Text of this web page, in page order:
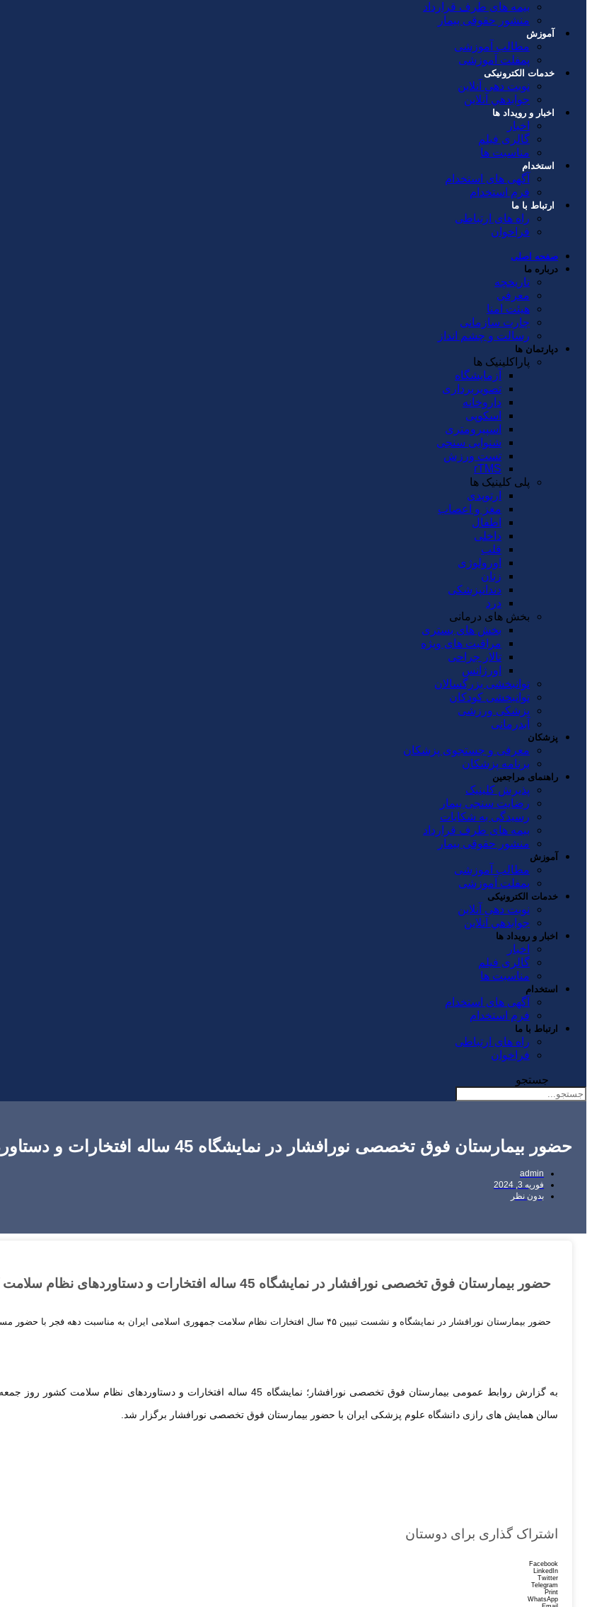
بیمه های طرف قرارداد
منشور حقوقی بیمار
آموزش
مطالب آموزشی
پمفلت آموزشی
خدمات الکترونیکی
نوبت دهی آنلاین
جوابدهي آنلاين
اخبار و رویداد ها
اخبار
گالری فیلم
مناسبت ها
استخدام
آگهی های استخدام
فرم استخدام
ارتباط با ما
راه های ارتباطی
فراخوان
صفحه اصلی
درباره ما
تاریخچه
معرفی
هیئت امنا
چارت سازمانی
رسالت و چشم انداز
دپارتمان ها
پاراکلینیک ها
آزمایشگاه
تصویربرداری
داروخانه
اسکوپی
اسپیرومتری
شنوایی سنجی
تست ورزش
rTMS
پلی کلینیک ها
ارتوپدی
مغز و اعصاب
اطفال
داخلی
قلب
اورولوژی
زنان
دندانپزشکی
درد
بخش های درمانی
بخش های بستری
مراقبت های ویژه
تالار جراحی
اورژانس
توانبخشی بزرگسالان
توانبخشی کودکان
پزشکی ورزشی
آبدرمانی
پزشکان
معرفی و جستجوی پزشکان
برنامه پزشکان
راهنمای مراجعین
پذیرش کلینیک
رضایت سنجی بیمار
رسیدگی به شکایات
بیمه های طرف قرارداد
منشور حقوقی بیمار
آموزش
مطالب آموزشی
پمفلت آموزشی
خدمات الکترونیکی
نوبت دهی آنلاین
جوابدهي آنلاين
اخبار و رویداد ها
اخبار
گالری فیلم
مناسبت ها
استخدام
آگهی های استخدام
فرم استخدام
ارتباط با ما
راه های ارتباطی
فراخوان
جستجو
حضور بیمارستان فوق تخصصی نورافشار در نمایشگاه 45 ساله افتخارات و دستاوردهای نظام سلامت کشور
admin
فوریه 3, 2024
بدون نظر
حضور بیمارستان فوق تخصصی نورافشار در نمایشگاه 45 ساله افتخارات و دستاوردهای نظام سلامت کشور
حضور بیمارستان نورافشار در نمایشگاه و نشست تبیین ۴۵ سال افتخارات نظام سلامت جمهوری اسلامی ایران به مناسبت دهه فجر با حضور مسئولان ارشد کشوری
سالن همایش های رازی دانشگاه علوم پزشکی ایران با حضور بیمارستان فوق تخصصی نورافشار برگزار شد.
اشتراک گذاری برای دوستان
Facebook
LinkedIn
Twitter
Telegram
Print
WhatsApp